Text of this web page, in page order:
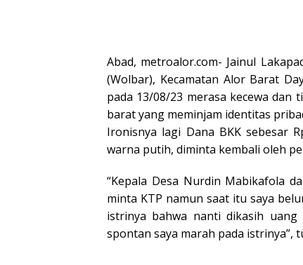
Abad, metroalor.com- Jainul
(Wolbar), Kecamatan Alor Barat
pada 13/08/23 merasa kecewa dan
barat yang meminjam identitas
Ironisnya lagi Dana BKK sebesar
warna putih, diminta kembali oleh
“Kepala Desa Nurdin Mabikafola
minta KTP namun saat itu saya
istrinya bahwa nanti dikasih
spontan saya marah pada istrinya”,